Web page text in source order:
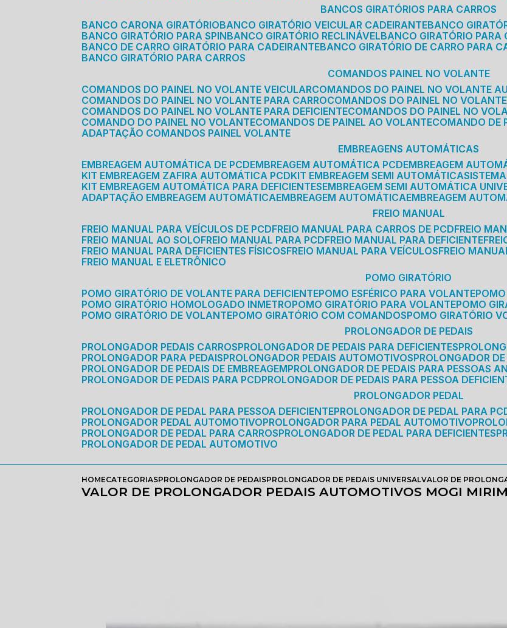
BANCOS GIRATÓRIOS PARA CARROS
BANCO CARONA GIRATÓRIO
BANCO GIRATÓRIO VEICULAR CADEIRANTE BANCO
BANCO GIRATÓRIO PARA SPIN
BANCO GIRATÓRIO RECLINÁVEL BANCO GIRATÓRIO
BANCO DE CARRO GIRATÓRIO PARA CADEIRANTE BANCO GIRATÓRIO DE CARRO PARA
BANCO GIRATÓRIO PARA CARROS
COMANDOS PAINEL NO VOLANTE
COMANDOS DO PAINEL NO VOLANTE VEICULAR
COMANDOS DO PAINEL NO VOLANTE
COMANDOS DO PAINEL NO VOLANTE PARA CARRO
COMANDOS DO PAINEL NO
COMANDOS DO PAINEL NO VOLANTE PARA DEFICIENTE
COMANDOS DO PAINEL NO
COMANDO DO PAINEL NO VOLANTE
COMANDOS DE PAINEL AO VOLANTE
COMANDO
ADAPTAÇÃO COMANDOS PAINEL VOLANTE
EMBREAGENS AUTOMÁTICAS
EMBREAGEM AUTOMÁTICA DE PCD EMBREAGEM AUTOMÁTICA PCD EMBREAGEM
KIT EMBREAGEM ZAFIRA AUTOMÁTICA PCD
KIT EMBREAGEM SEMI AUTOMÁTICA
KIT EMBREAGEM AUTOMÁTICA PARA DEFICIENTES EMBREAGEM SEMI AUTOMÁTICA
ADAPTAÇÃO EMBREAGEM AUTOMÁTICA EMBREAGEM AUTOMÁTICA EMBREAGEM
FREIO MANUAL
FREIO MANUAL PARA VEÍCULOS DE PCD FREIO MANUAL PARA CARROS DE PCD FREIO
FREIO MANUAL AO SOLO FREIO MANUAL PARA PCD FREIO MANUAL PARA DEFICIENTE
FREIO MANUAL PARA DEFICIENTES FÍSICOS FREIO MANUAL PARA VEÍCULOS FREIO
FREIO MANUAL E ELETRÔNICO
POMO GIRATÓRIO
POMO GIRATÓRIO DE VOLANTE PARA DEFICIENTE POMO ESFÉRICO PARA VOLANTE
POMO GIRATÓRIO HOMOLOGADO INMETRO POMO GIRATÓRIO PARA VOLANTE POMO
POMO GIRATÓRIO DE VOLANTE POMO GIRATÓRIO COM COMANDOS POMO GIRATÓRIO
PROLONGADOR DE PEDAIS
PROLONGADOR PEDAIS CARROS PROLONGADOR DE PEDAIS PARA DEFICIENTES
PROLONGADOR PARA PEDAIS PROLONGADOR PEDAIS AUTOMOTIVOS PROLONGADOR
PROLONGADOR DE PEDAIS DE EMBREAGEM PROLONGADOR DE PEDAIS PARA PESSOAS
PROLONGADOR DE PEDAIS PARA PCD PROLONGADOR DE PEDAIS PARA PESSOA
PROLONGADOR PEDAL
PROLONGADOR DE PEDAL PARA PESSOA DEFICIENTE PROLONGADOR DE PEDAL PARA
PROLONGADOR PEDAL AUTOMOTIVO PROLONGADOR PARA PEDAL AUTOMOTIVO
PROLONGADOR DE PEDAL PARA CARROS PROLONGADOR DE PEDAL PARA DEFICIENTES
PROLONGADOR DE PEDAL AUTOMOTIVO
HOMECATEGORIASPROLONGADOR DE PEDAISPROLONGADOR DE PEDAIS UNIVERSALVALOR DE
VALOR DE PROLONGADOR PEDAIS AUTOMOTIVOS MOGI MIRIM